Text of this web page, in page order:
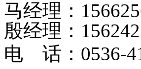
马经理：
殷经理：
电 话： 0536-